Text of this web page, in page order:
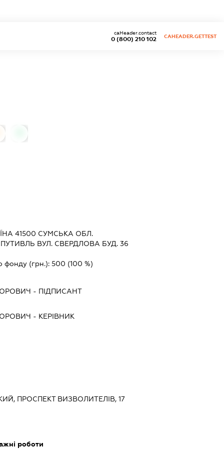
0 (800) 210 102
caHeader.contact
CAHEADER.GETTEST
41500 СУМСЬКА ОБЛ.
ВУЛ. СВЕРДЛОВА БУД. 36
фонду (грн.):500 (100 %)
- ПІДПИСАНТ
- КЕРІВНИК
ПРОСПЕКТ ВИЗВОЛИТЕЛІВ, 17
роботи